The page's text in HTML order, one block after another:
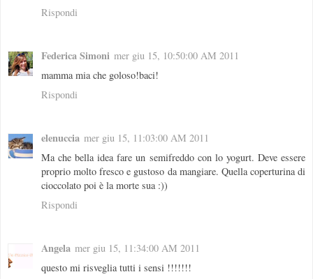
Rispondi
Federica Simoni mer giu 15, 10:50:00 AM 2011
mamma mia che goloso!baci!
Rispondi
elenuccia mer giu 15, 11:03:00 AM 2011
Ma che bella idea fare un semifreddo con lo yogurt. Deve essere
proprio molto fresco e gustoso da mangiare. Quella coperturina di
cioccolato poi è la morte sua :))
Rispondi
Angela mer giu 15, 11:34:00 AM 2011
questo mi risveglia tutti i sensi !!!!!!!